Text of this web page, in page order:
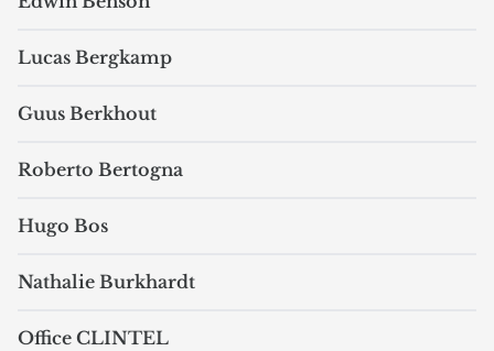
Lucas Bergkamp
Guus Berkhout
Roberto Bertogna
Hugo Bos
Nathalie Burkhardt
Office CLINTEL